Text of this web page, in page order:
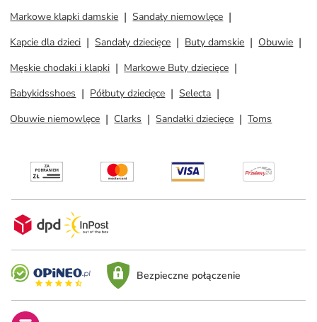
Markowe klapki damskie
Sandały niemowlęce
Kapcie dla dzieci
Sandały dziecięce Buty damskie
Obuwie
Męskie chodaki i klapki
Markowe Buty dziecięce
Babykidsshoes
Półbuty dziecięce
Selecta
Obuwie niemowlęce
Clarks Sandałki dziecięce Toms
Bezpieczne połączenie